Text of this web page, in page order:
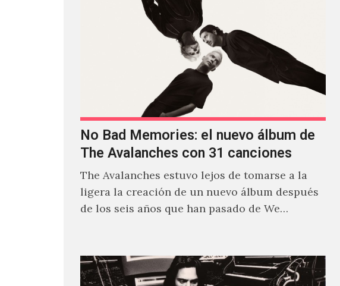
No Bad Memories: el nuevo álbum de
The Avalanches con 31 canciones
The Avalanches estuvo lejos de tomarse a la
ligera la creación de un nuevo álbum después
de los seis años que han pasado de We…